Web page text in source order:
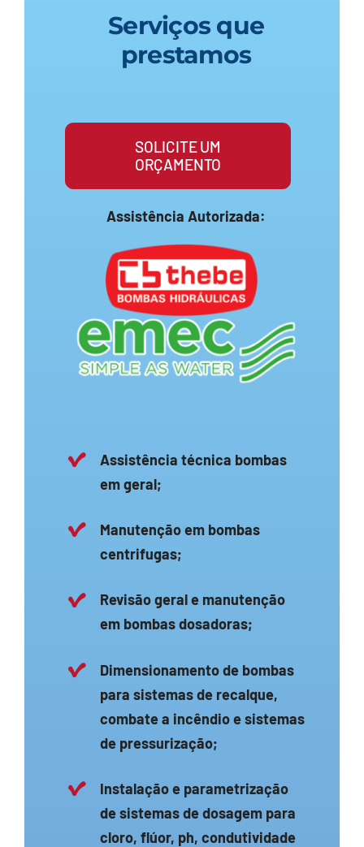
Serviços que
prestamos
SOLICITE UM
ORÇAMENTO
Assistência Autorizada:
Assistência técnica bombas
em geral;
Manutenção em bombas
centrifugas;
Revisão geral e manutenção
em bombas dosadoras;
Dimensionamento de bombas
para sistemas de recalque,
combate a incêndio e sistemas
de pressurização;
Instalação e parametrização
de sistemas de dosagem para
cloro, flúor, ph, condutividade